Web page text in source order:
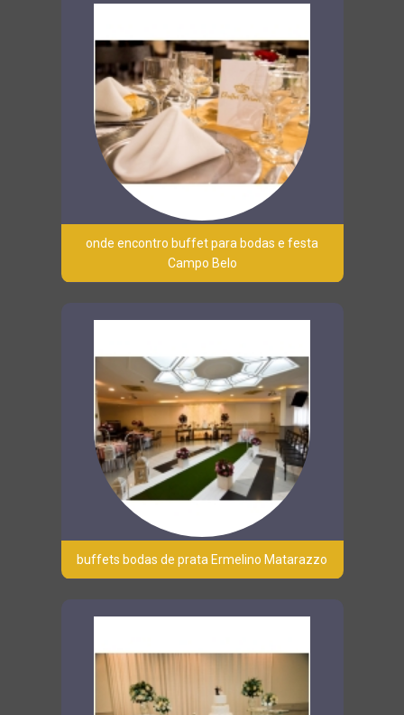
onde encontro buffet para bodas e festa
Campo Belo
buffets bodas de prata Ermelino Matarazzo